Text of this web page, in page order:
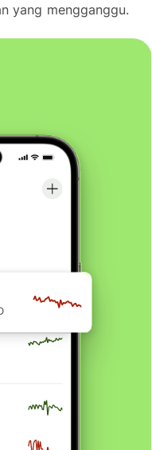
yang mengganggu.